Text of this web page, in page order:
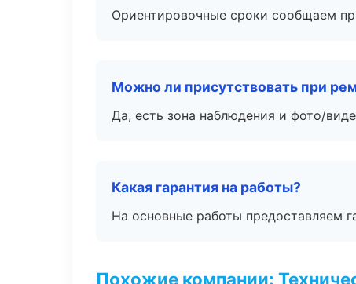
Ориентировочные сроки сообщаем
Можно ли присутствовать при
Да, есть зона наблюдения и фото/
Какая гарантия на работы?
На основные работы предоставляем
Похожие компании: